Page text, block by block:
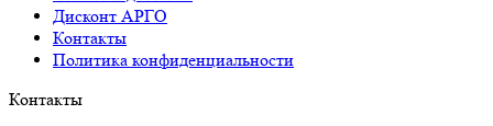
Дисконт АРГО
Контакты
Политика конфиденциальности
Контакты